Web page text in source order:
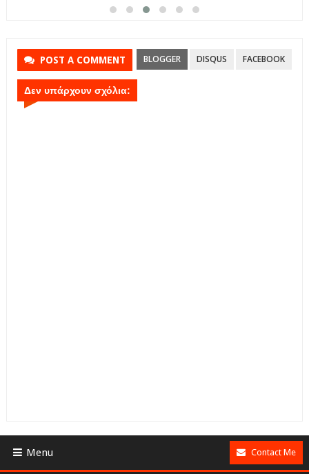
POST A COMMENT BLOGGER DISQUS FACEBOOK
Δεν υπάρχουν σχόλια:
Menu Contact Me